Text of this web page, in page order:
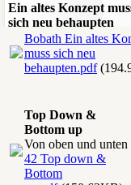
Ein altes Konzept
sich neu behaupten
Bobath Ein altes
muss sich neu
behaupten.pdf
Top Down &
Bottom up
Von oben und unten
42 Top down &
Bottom